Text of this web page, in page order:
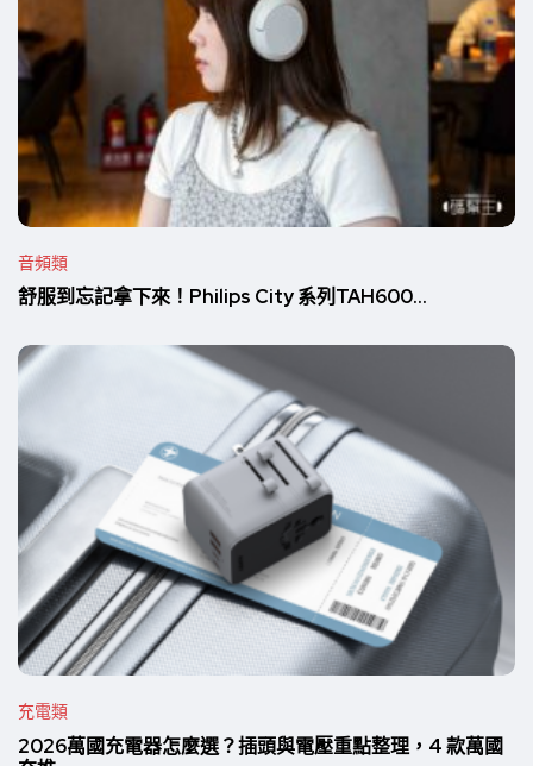
音頻類
舒服到忘記拿下來！Philips City 系列TAH600...
充電類
2026萬國充電器怎麼選？插頭與電壓重點整理，4 款萬國